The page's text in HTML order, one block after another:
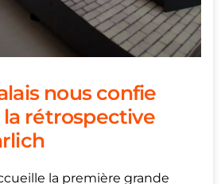
nous confie
la rétrospective
la première grande